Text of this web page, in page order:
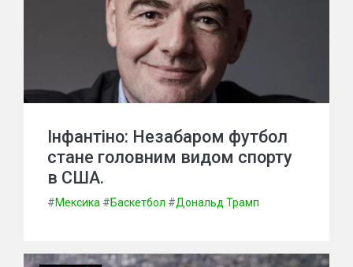
Інфантіно: Незабаром футбол
стане головним видом спорту
в США.
#Мексика #Баскетбол #Дональд Трамп